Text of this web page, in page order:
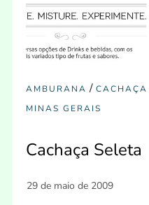
AMBURANA /CACHAÇA
MINAS GERAIS
Cachaça Seleta